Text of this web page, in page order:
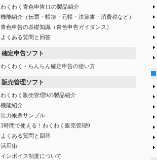
わくわく青色申告11の製品紹介
機能紹介（伝票・帳簿・元帳・決算書・消費税など）
青色申告の基礎知識（青色申告ガイダンス）
よくある質問と回答
確定申告ソフト
わくわく・らんらん確定申告の使い方
販売管理ソフト
わくわく販売管理9の製品紹介
機能紹介
出力帳票サンプル
3時間で使える！わくわく販売管理9
よくある質問と回答
活用術
インボイス制度について